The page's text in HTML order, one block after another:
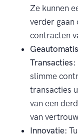
Ze kunnen
verder gaan
contracten
Transacties:
slimme
transacties
van een
van
Innovatie: